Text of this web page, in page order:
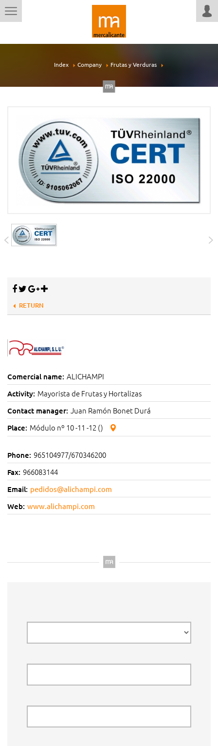
Index Company Frutas y Verduras
RETURN
Comercial name: ALICHAMPI
Activity: Mayorista de Frutas y Hortalizas
Contact manager: Juan Ramón Bonet Durá
Place: Módulo nº 10 -11 -12 ()
Phone: 965104977/670346200
Fax: 966083144
Email: pedidos@alichampi.com
Web: www.alichampi.com